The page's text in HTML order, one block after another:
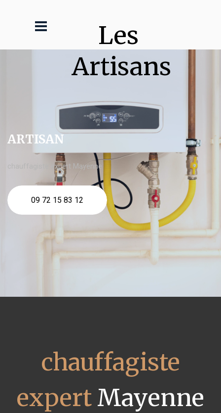
Les
Artisans
ARTISAN
chauffagiste expert Mayenne
09 72 15 83 12
chauffagiste
expertMayenne